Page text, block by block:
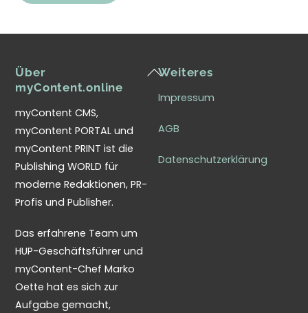
Back
Top
Über
myContent.online
myContent CMS,
myContent PORTAL und
myContent PRINT ist die
Publishing WORLD für
moderne Redaktionen, PR-
Profis und Publisher.
Das erfahrene Team um
HUP-Geschäftsführer und
myContent-Chef Marko
Oette hat es sich zur
Aufgabe gemacht,
Weiteres
Impressum
AGB
Datenschutzerklärung